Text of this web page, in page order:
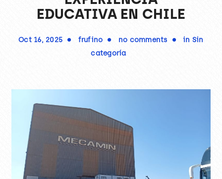
EDUCATIVA EN CHILE
Oct 16, 2025 frufino no comments in Sin
categoría